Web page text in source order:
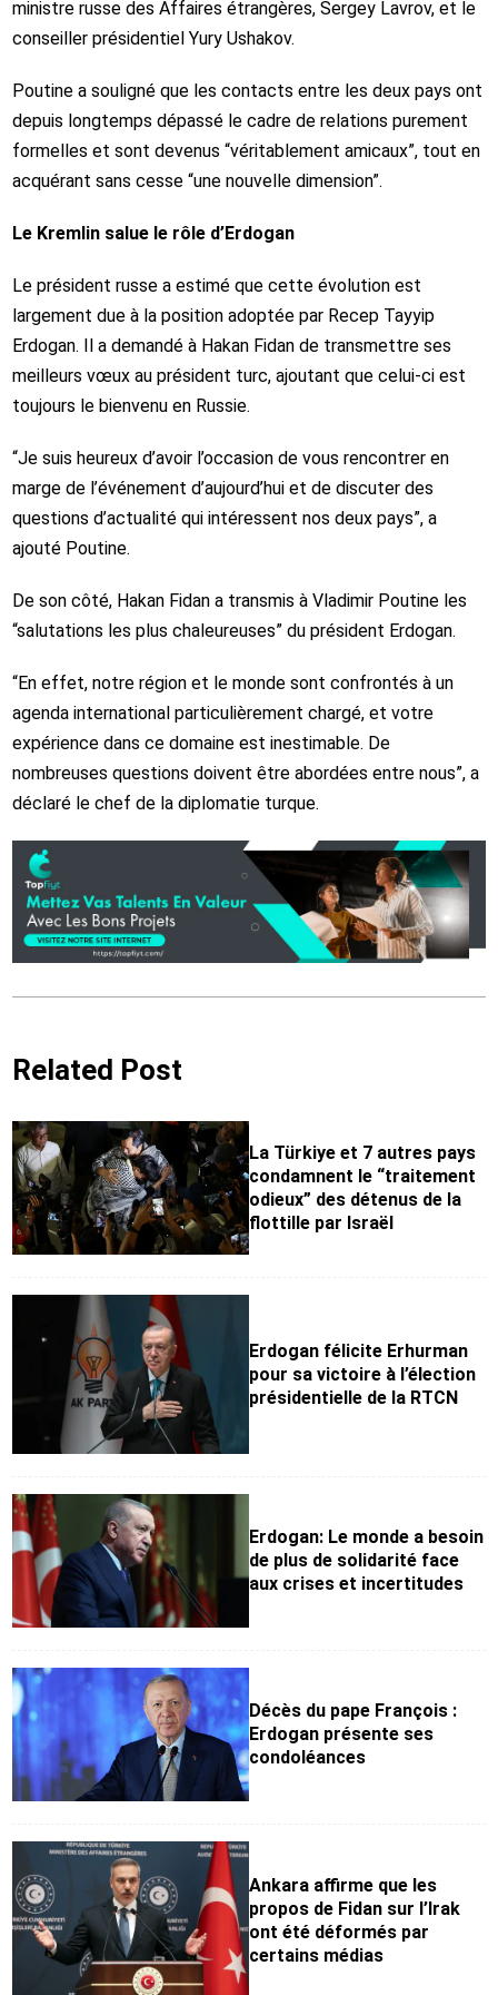
ministre russe des Affaires étrangères, Sergey Lavrov, et le
conseiller présidentiel Yury Ushakov.
Poutine a souligné que les contacts entre les deux pays ont
depuis longtemps dépassé le cadre de relations purement
formelles et sont devenus “véritablement amicaux”, tout en
acquérant sans cesse “une nouvelle dimension”.
Le Kremlin salue le rôle d’Erdogan
Le président russe a estimé que cette évolution est
largement due à la position adoptée par Recep Tayyip
Erdogan. Il a demandé à Hakan Fidan de transmettre ses
meilleurs vœux au président turc, ajoutant que celui-ci est
toujours le bienvenu en Russie.
“Je suis heureux d’avoir l’occasion de vous rencontrer en
marge de l’événement d’aujourd’hui et de discuter des
questions d’actualité qui intéressent nos deux pays”, a
ajouté Poutine.
De son côté, Hakan Fidan a transmis à Vladimir Poutine les
“salutations les plus chaleureuses” du président Erdogan.
“En effet, notre région et le monde sont confrontés à un
agenda international particulièrement chargé, et votre
expérience dans ce domaine est inestimable. De
nombreuses questions doivent être abordées entre nous”, a
déclaré le chef de la diplomatie turque.
Related Post
La Türkiye et 7 autres pays
condamnent le “traitement
odieux” des détenus de la
flottille par Israël
Erdogan félicite Erhurman
pour sa victoire à l’élection
présidentielle de la RTCN
Erdogan: Le monde a besoin
de plus de solidarité face
aux crises et incertitudes
Décès du pape François :
Erdogan présente ses
condoléances
Ankara affirme que les
propos de Fidan sur l’Irak
ont été déformés par
certains médias